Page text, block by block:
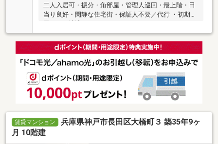
二人入居可・振分・角部屋・管理人巡回・最上階・日
当り良好・閑静な住宅街・保証人不要／代行 ・初期費
賃貸マンション
兵庫県神戸市長田区大橋町３ 築35年9ヶ
月 10階建